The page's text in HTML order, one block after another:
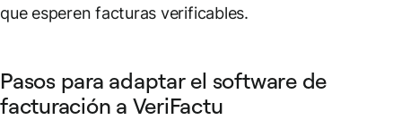
que esperen facturas verificables.
Pasos para adaptar el software de
facturación a VeriFactu